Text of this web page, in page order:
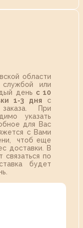
области
службой или
день с 10
1-3 дня с
При
указать
для Вас
с Вами
чтоб еще
доставки. В
связаться по
будет